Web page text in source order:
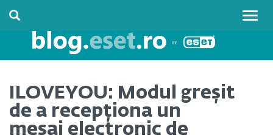
ILOVEYOU: Modul greșit
de a recepționa un
mesaj electronic de